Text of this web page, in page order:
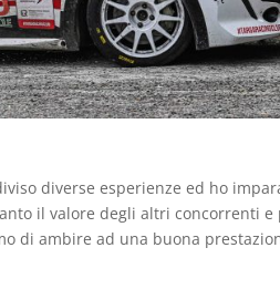
diverse esperienze ed ho
il valore degli altri concorrenti
di ambire ad una buona